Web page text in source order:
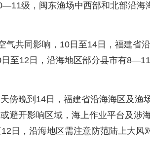
级，闽东渔场中西部和北部沿海
气共同影响，10日至14日，福建省
至12日，沿海地区部分县市有8—11
傍晚到14日，福建省沿海海区及渔
避开影响区域，海上作业平台及涉
日，沿海地区需注意防范陆上大风